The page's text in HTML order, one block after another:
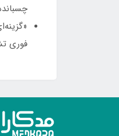
فوری